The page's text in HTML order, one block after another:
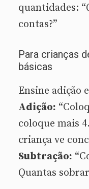
quantidades:
contas?”
Para crianças
básicas
Ensine adição
Adição:
coloque mais
criança ve
Subtração:
Quantas